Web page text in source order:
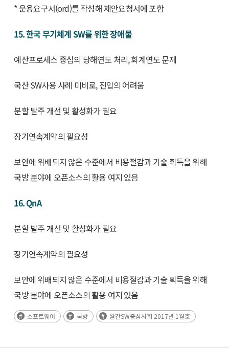
* 운용요구서(ord)를 작성해 제안요청서에 포함
15. 한국 무기체계 SW를 위한 장애물
예산프로세스 중심의 당해연도 처리, 회계연도 문제
국산 SW사용 사례 미비로, 진입의 어려움
분할 발주 개선 및 활성화가 필요
장기연속계약의 필요성
보안에 위배되지 않은 수준에서 비용절감과 기술 획득을 위해
국방 분야에 오픈소스의 활용 여지 있음
16. QnA
분할 발주 개선 및 활성화가 필요
장기연속계약의 필요성
보안에 위배되지 않은 수준에서 비용절감과 기술 획득을 위해
국방 분야에 오픈소스의 활용 여지 있음
소프트웨어 국방 월간SW중심사회 2017년 1월호